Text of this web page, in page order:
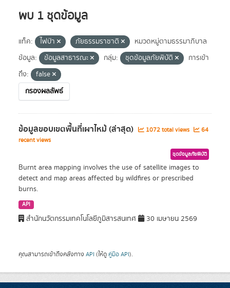
พบ 1 ชุดข้อมูล
แท็ค: ไฟป่า ภัยธรรมราชาติ
หมวดหมู่ตามธรรมาภิบาล
ข้อมูล:
ข้อมูลสาธารณะ กลุ่ม: ชุดข้อมูลภัยพิบัติ
การเข้า
ถึง:
false
กรองผลลัพธ์
ข้อมูลขอบเขตพื้นที่เผาไหม้ (ล่าสุด) 1072 total views
64
recent views
ชุดข้อมูลภัยพิบัติ
Burnt area mapping involves the use of satellite images to
detect and map areas affected by wildfires or prescribed
burns.
API
สำนักนวัตกรรมเทคโนโลยีภูมิสารสนเทศ 30 เมษายน 2569
คุณสามารถเข้าถึงคลังทาง API (ให้ดู คู่มือ API).